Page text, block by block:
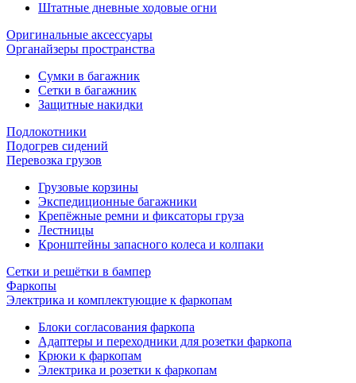
Штатные дневные ходовые огни
Оригинальные аксессуары
Органайзеры пространства
Сумки в багажник
Сетки в багажник
Защитные накидки
Подлокотники
Подогрев сидений
Перевозка грузов
Грузовые корзины
Экспедиционные багажники
Крепёжные ремни и фиксаторы груза
Лестницы
Кронштейны запасного колеса и колпаки
Сетки и решётки в бампер
Фаркопы
Электрика и комплектующие к фаркопам
Блоки согласования фаркопа
Адаптеры и переходники для розетки фаркопа
Крюки к фаркопам
Электрика и розетки к фаркопам